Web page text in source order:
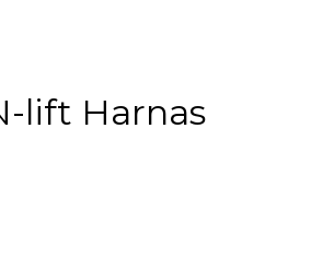
lift Harnas